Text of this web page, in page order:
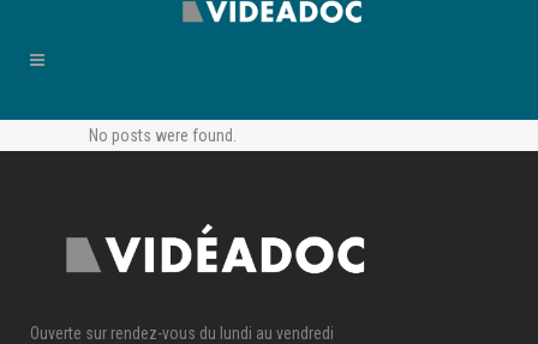
No posts were found.
Ouverte sur rendez-vous du lundi au vendredi